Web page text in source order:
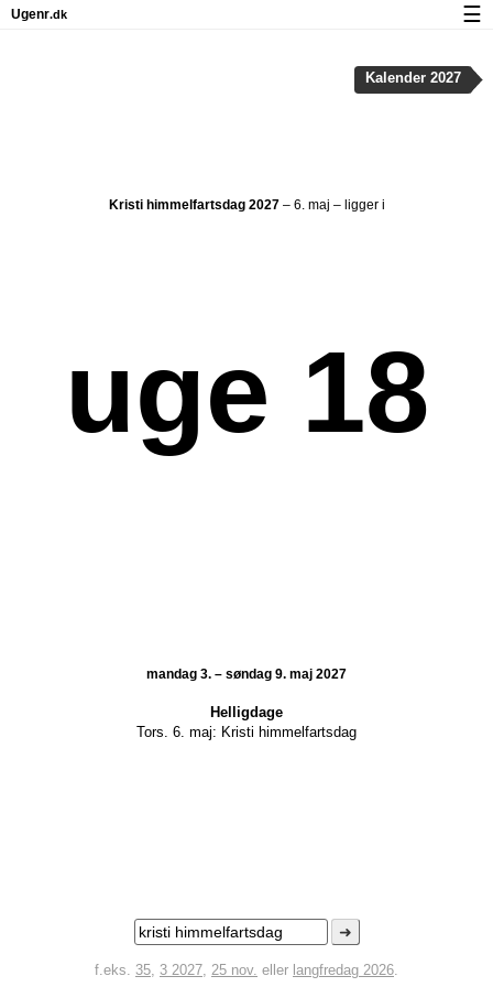
Kristi himmelfartsdag 2027– 6. maj – ligger i
uge 18
mandag 3. – søndag 9. maj 2027
Helligdage
Tors. 6. maj: Kristi himmelfartsdag
➜
f.eks. 35, 3 2027, 25 nov. eller langfredag 2026.
Kalender 2027
Ugenr.dk
Privatliv og cookies
☰